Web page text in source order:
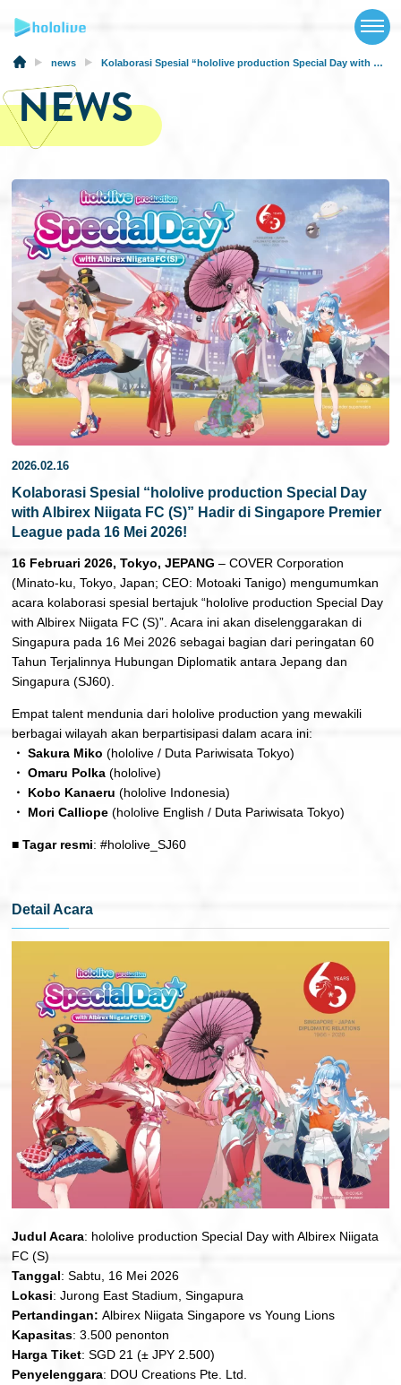
NEWS
EVENTS
VIDEOS
MUSIC
MERCH
SPECIAL
日本語
news Kolaborasi Spesial “hololive production Special Day with Albirex Niigata FC (S)” Hadir di Singapore Premier League pada 16 Mei 2026!
NEWS
2026.02.16
Kolaborasi Spesial “hololive production Special Day
with Albirex Niigata FC (S)” Hadir di Singapore Premier
League pada 16 Mei 2026!
16 Februari 2026, Tokyo, JEPANG – COVER Corporation
(Minato-ku, Tokyo, Japan; CEO: Motoaki Tanigo) mengumumkan
acara kolaborasi spesial bertajuk “hololive production Special Day
with Albirex Niigata FC (S)”. Acara ini akan diselenggarakan di
Singapura pada 16 Mei 2026 sebagai bagian dari peringatan 60
Tahun Terjalinnya Hubungan Diplomatik antara Jepang dan
Singapura (SJ60).
Empat talent mendunia dari hololive production yang mewakili
berbagai wilayah akan berpartisipasi dalam acara ini:
・ Sakura Miko (hololive / Duta Pariwisata Tokyo)
・ Omaru Polka (hololive)
・ Kobo Kanaeru (hololive Indonesia)
・ Mori Calliope (hololive English / Duta Pariwisata Tokyo)
■ Tagar resmi: #hololive_SJ60
Detail Acara
Judul Acara: hololive production Special Day with Albirex Niigata
FC (S)
Tanggal: Sabtu, 16 Mei 2026
Lokasi: Jurong East Stadium, Singapura
Pertandingan:Albirex Niigata Singapore vs Young Lions
Kapasitas: 3.500 penonton
Harga Tiket: SGD 21 (± JPY 2.500)
Penyelenggara: DOU Creations Pte. Ltd.